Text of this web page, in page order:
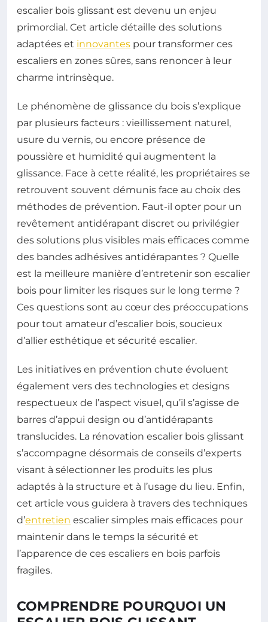
escalier bois glissant est devenu un enjeu
primordial. Cet article détaille des solutions
adaptées et innovantes pour transformer ces
escaliers en zones sûres, sans renoncer à leur
charme intrinsèque.
Le phénomène de glissance du bois s’explique
par plusieurs facteurs : vieillissement naturel,
usure du vernis, ou encore présence de
poussière et humidité qui augmentent la
glissance. Face à cette réalité, les propriétaires se
retrouvent souvent démunis face au choix des
méthodes de prévention. Faut-il opter pour un
revêtement antidérapant discret ou privilégier
des solutions plus visibles mais efficaces comme
des bandes adhésives antidérapantes ? Quelle
est la meilleure manière d’entretenir son escalier
bois pour limiter les risques sur le long terme ?
Ces questions sont au cœur des préoccupations
pour tout amateur d’escalier bois, soucieux
d’allier esthétique et sécurité escalier.
Les initiatives en prévention chute évoluent
également vers des technologies et designs
respectueux de l’aspect visuel, qu’il s’agisse de
barres d’appui design ou d’antidérapants
translucides. La rénovation escalier bois glissant
s’accompagne désormais de conseils d’experts
visant à sélectionner les produits les plus
adaptés à la structure et à l’usage du lieu. Enfin,
cet article vous guidera à travers des techniques
d’entretien escalier simples mais efficaces pour
maintenir dans le temps la sécurité et
l’apparence de ces escaliers en bois parfois
fragiles.
COMPRENDRE POURQUOI UN